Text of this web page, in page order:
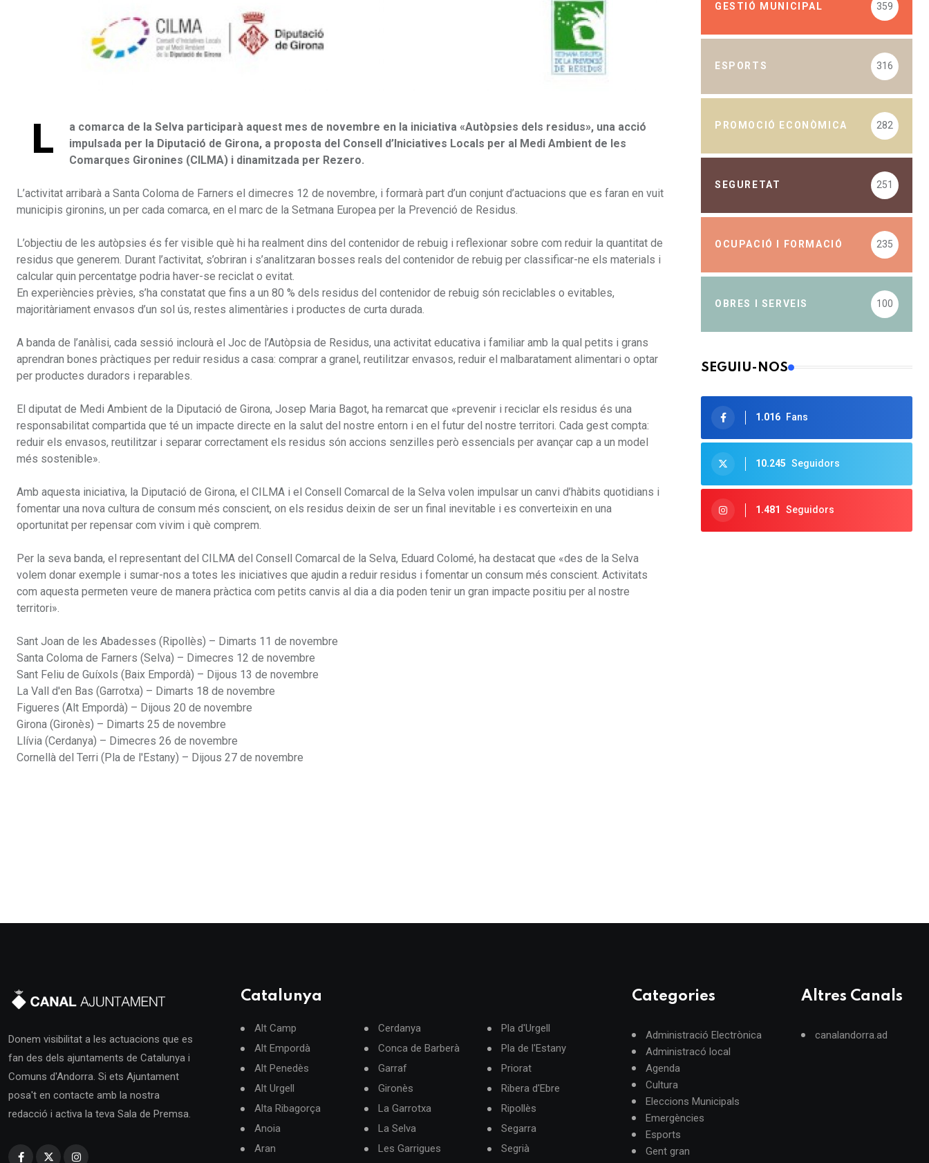
L
a comarca de la Selva participarà aquest mes de novembre en la iniciativa «Autòpsies dels residus», una acció
impulsada per la Diputació de Girona, a proposta del Consell d’Iniciatives Locals per al Medi Ambient de les
Comarques Gironines (CILMA) i dinamitzada per Rezero.
L’activitat arribarà a Santa Coloma de Farners el dimecres 12 de novembre, i formarà part d’un conjunt d’actuacions que es faran en vuit
municipis gironins, un per cada comarca, en el marc de la Setmana Europea per la Prevenció de Residus.
L’objectiu de les autòpsies és fer visible què hi ha realment dins del contenidor de rebuig i reflexionar sobre com reduir la quantitat de
residus que generem. Durant l’activitat, s’obriran i s’analitzaran bosses reals del contenidor de rebuig per classificar-ne els materials i
calcular quin percentatge podria haver-se reciclat o evitat.
En experiències prèvies, s’ha constatat que fins a un 80 % dels residus del contenidor de rebuig són reciclables o evitables,
majoritàriament envasos d’un sol ús, restes alimentàries i productes de curta durada.
A banda de l’anàlisi, cada sessió inclourà el Joc de l’Autòpsia de Residus, una activitat educativa i familiar amb la qual petits i grans
aprendran bones pràctiques per reduir residus a casa: comprar a granel, reutilitzar envasos, reduir el malbaratament alimentari o optar
per productes duradors i reparables.
El diputat de Medi Ambient de la Diputació de Girona, Josep Maria Bagot, ha remarcat que «prevenir i reciclar els residus és una
responsabilitat compartida que té un impacte directe en la salut del nostre entorn i en el futur del nostre territori. Cada gest compta:
reduir els envasos, reutilitzar i separar correctament els residus són accions senzilles però essencials per avançar cap a un model
més sostenible».
Amb aquesta iniciativa, la Diputació de Girona, el CILMA i el Consell Comarcal de la Selva volen impulsar un canvi d’hàbits quotidians i
fomentar una nova cultura de consum més conscient, on els residus deixin de ser un final inevitable i es converteixin en una
oportunitat per repensar com vivim i què comprem.
Per la seva banda, el representant del CILMA del Consell Comarcal de la Selva, Eduard Colomé, ha destacat que «des de la Selva
volem donar exemple i sumar-nos a totes les iniciatives que ajudin a reduir residus i fomentar un consum més conscient. Activitats
com aquesta permeten veure de manera pràctica com petits canvis al dia a dia poden tenir un gran impacte positiu per al nostre
territori».
Sant Joan de les Abadesses (Ripollès) – Dimarts 11 de novembre
Santa Coloma de Farners (Selva) – Dimecres 12 de novembre
Sant Feliu de Guíxols (Baix Empordà) – Dijous 13 de novembre
La Vall d'en Bas (Garrotxa) – Dimarts 18 de novembre
Figueres (Alt Empordà) – Dijous 20 de novembre
Girona (Gironès) – Dimarts 25 de novembre
Llívia (Cerdanya) – Dimecres 26 de novembre
Cornellà del Terri (Pla de l'Estany) – Dijous 27 de novembre
GESTIÓ MUNICIPAL 359
ESPORTS 316
PROMOCIÓ ECONÒMICA 282
SEGURETAT 251
OCUPACIÓ I FORMACIÓ 235
OBRES I SERVEIS 100
SEGUIU-NOS
1.016 Fans
10.245 Seguidors
1.481 Seguidors
Donem visibilitat a les actuacions que es
fan des dels ajuntaments de Catalunya i
Comuns d'Andorra. Si ets Ajuntament
posa't en contacte amb la nostra
redacció i activa la teva Sala de Premsa.
Catalunya
Alt Camp
Alt Empordà
Alt Penedès
Alt Urgell
Alta Ribagorça
Anoia
Aran
Cerdanya
Conca de Barberà
Garraf
Gironès
La Garrotxa
La Selva
Les Garrigues
Pla d'Urgell
Pla de l'Estany
Priorat
Ribera d'Ebre
Ripollès
Segarra
Segrià
Categories
Administració Electrònica
Administracó local
Agenda
Cultura
Eleccions Municipals
Emergències
Esports
Gent gran
Altres Canals
canalandorra.ad